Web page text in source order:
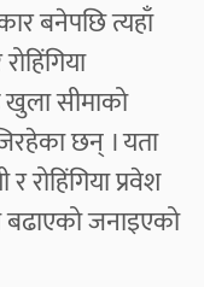
बनेपछि त्यहाँ
सीमाको
छन् । यता
रोहिंगिया प्रवेश
बढाएको जनाइएको